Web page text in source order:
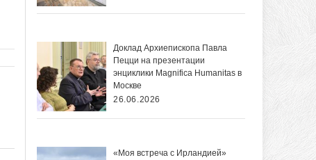
Доклад Архиепископа Павла
Пецци на презентации
энциклики Magnifica Нumanitas в
Москве
26.06.2026
«Моя встреча с Ирландией»